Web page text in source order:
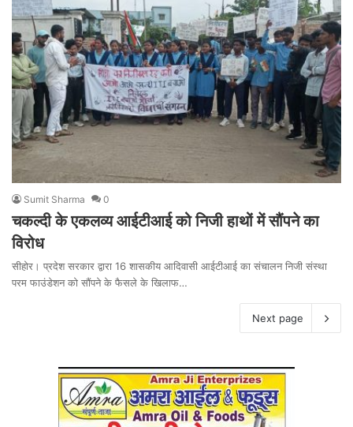
Sumit Sharma 0
चकल्दी के एकलव्य आईटीआई को निजी हाथों में सौंपने का
विरोध
सीहोर। प्रदेश सरकार द्वारा 16 शासकीय आदिवासी आईटीआई का संचालन निजी संस्था
परम फाउंडेशन को सौंपने के फैसले के खिलाफ…
Next page